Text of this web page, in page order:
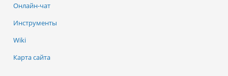
Онлайн-чат
Инструменты
Wiki
Карта сайта